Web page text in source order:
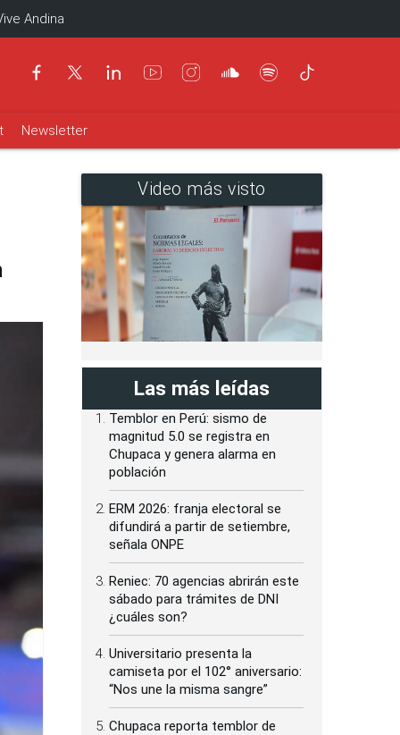
Andina
Newsletter
Video más visto
Las más leídas
Temblor en Perú: sismo de
magnitud 5.0 se registra en
Chupaca y genera alarma en
población
ERM 2026: franja electoral se
difundirá a partir de setiembre,
señala ONPE
Reniec: 70 agencias abrirán este
sábado para trámites de DNI
¿cuáles son?
Universitario presenta la
camiseta por el 102° aniversario:
“Nos une la misma sangre”
Chupaca reporta temblor de